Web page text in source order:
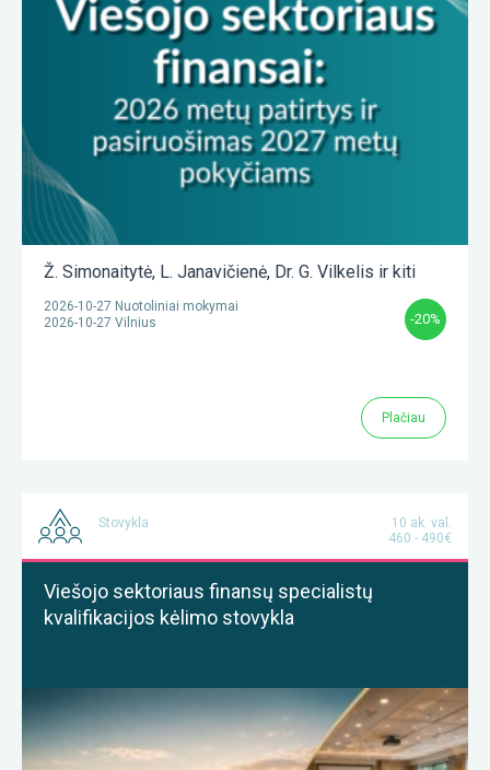
Ž. Simonaitytė, L. Janavičienė, Dr. G. Vilkelis ir kiti
2026-10-27 Nuotoliniai mokymai
2026-10-27 Vilnius
-20%
Plačiau
Stovykla
10 ak. val.
460 - 490€
Viešojo sektoriaus finansų specialistų
kvalifikacijos kėlimo stovykla